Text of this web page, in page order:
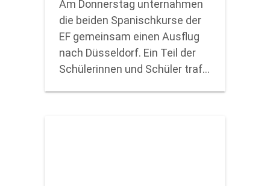
Am Donnerstag unternahmen
die beiden Spanischkurse der
EF gemeinsam einen Ausflug
nach Düsseldorf. Ein Teil der
Schülerinnen und Schüler traf…